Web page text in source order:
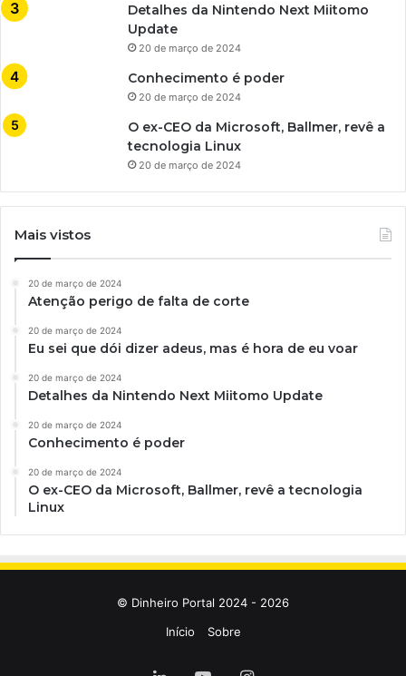
Detalhes da Nintendo Next Miitomo
Update
20 de março de 2024
Conhecimento é poder
20 de março de 2024
O ex-CEO da Microsoft, Ballmer, revê a
tecnologia Linux
20 de março de 2024
Mais vistos
20 de março de 2024
Atenção perigo de falta de corte
20 de março de 2024
Eu sei que dói dizer adeus, mas é hora de eu voar
20 de março de 2024
Detalhes da Nintendo Next Miitomo Update
20 de março de 2024
Conhecimento é poder
20 de março de 2024
O ex-CEO da Microsoft, Ballmer, revê a tecnologia
Linux
© Dinheiro Portal 2024 - 2026
Início
Sobre